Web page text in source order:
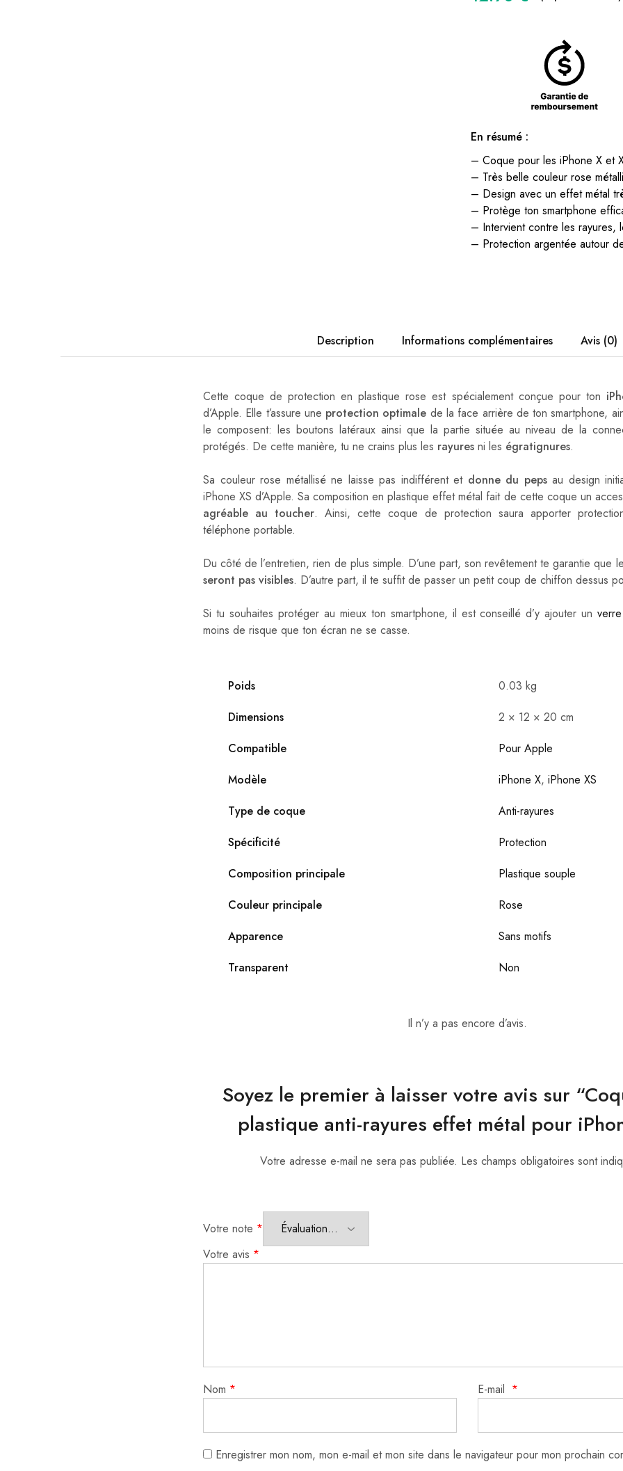
En résumé :
– Coque pour les iPhone X et
– Très belle couleur rose
– Design avec un effet métal
– Protège ton smartphone
– Intervient contre les rayures,
– Protection argentée autour
Description Informations complémentaires Avis (0)
Cette coque de protection en plastique rose est spécialement conçue pour ton
d’Apple. Elle t’assure une protection optimale de la face arrière de ton smartphone,
le composent: les boutons latéraux ainsi que la partie située au niveau de la
protégés. De cette manière, tu ne crains plus les rayures ni les égratignures.
Sa couleur rose métallisé ne laisse pas indifférent etdonne du pepsau design
iPhone XS d’Apple. Sa composition en plastique effet métal fait de cette coque un
agréable au toucher. Ainsi, cette coque de protection saura apporter
téléphone portable.
Du côté de l’entretien, rien de plus simple. D’une part, son revêtement te garantie que
seront pas visibles. D’autre part, il te suffit de passer un petit coup de chiffon dessus
Si tu souhaites protéger au mieux ton smartphone, il est conseillé d’y ajouter un
moins de risque que ton écran ne se casse.
Poids
0.03 kg
Dimensions
2 × 12 × 20 cm
Compatible
Pour Apple
Modèle
iPhone X, iPhone XS
Type de coque
Anti-rayures
Spécificité
Protection
Composition principale
Plastique souple
Couleur principale
Rose
Apparence
Sans motifs
Transparent
Non
Il n’y a pas encore d’avis.
Soyez le premier à laisser votre avis sur
plastique anti-rayures effet métal pour
Votre adresse e-mail ne sera pas publiée. Les champs obligatoires sont
Votre note *
Votre avis *
Nom * E-mail *
Enregistrer mon nom, mon e-mail et mon site dans le navigateur pour mon prochain